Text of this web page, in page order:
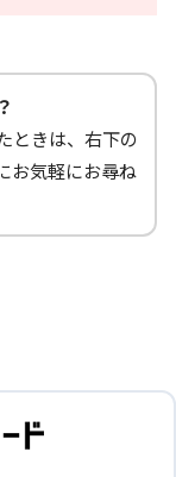
ときは、右下の
お気軽にお尋ね